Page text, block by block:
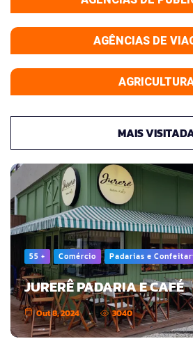
AGÊNCIAS DE
MAIS
55 + Comércio Padarias e
JURERÊ PADARIA E CAFÉ
Out 8, 2024 3040